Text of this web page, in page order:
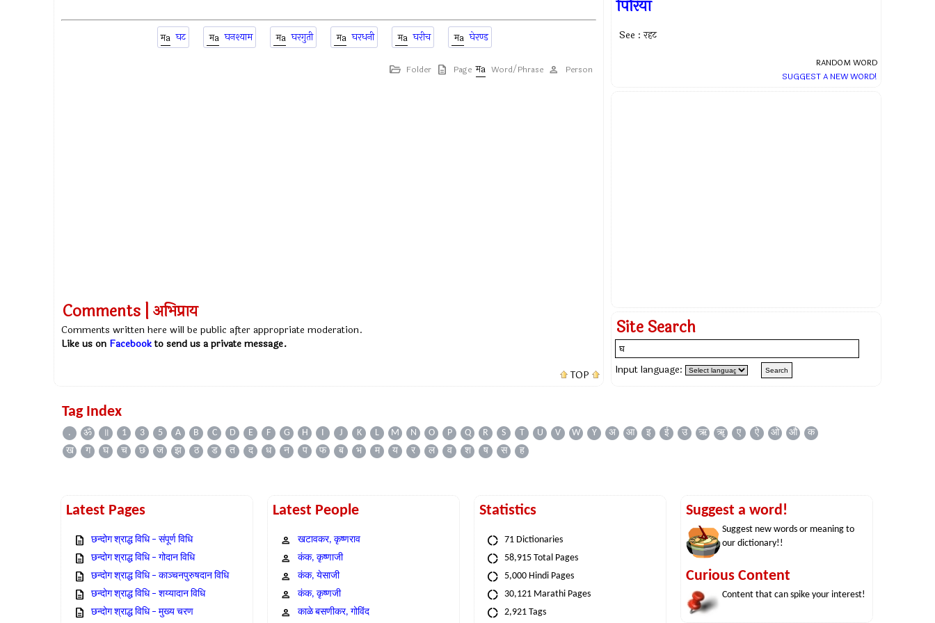
घट घनश्याम घरगुती घरधनी घरीच घेरण्ड
Folder Page Word/Phrase Person
Comments | अभिप्राय
Comments written here will be public after appropriate moderation.
Like us on Facebookto send us a private message.
TOP
पिरिया
See : रहट
RANDOM WORD
SUGGEST A NEW WORD!
Site Search
Input language:
Tag Index
. ॐ ॥ 1 3 5 A B C D E F G H I J K L M N O P Q R S T U V W Y अ आ इ ई उ ऋ ॠ ए ऐ ओ औ
क
ख
ग घ च छ ज झ ठ ड त द ध न प फ ब भ म य र ल व श ष स ह
Latest Pages
छन्दोग श्राद्ध विधि – संपूर्ण विधि
छन्दोग श्राद्ध विधि – गोदान विधि
छन्दोग श्राद्ध विधि – काञ्चनपुरुषदान विधि
छन्दोग श्राद्ध विधि – शय्यादान विधि
छन्दोग श्राद्ध विधि – मुख्य चरण
Latest People
खटावकर, कृष्णराव
कंक, कृष्णाजी
कंक, येसाजी
कंक, कृष्णजी
काळे बसणीकर, गोविंद
Statistics
71 Dictionaries
58,915 Total Pages
5,000 Hindi Pages
30,121 Marathi Pages
2,921 Tags
Suggest a word!
Suggest new words or meaning to
our dictionary!!
Curious Content
Content that can spike your interest!